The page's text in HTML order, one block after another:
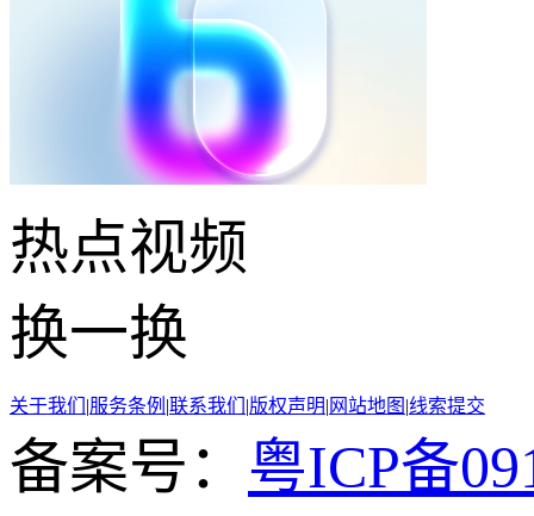
热点视频
换一换
关于我们 |服务条例 |联系我们 |版权声明| 网站地图 |线索提交
备案号： 粤ICP备